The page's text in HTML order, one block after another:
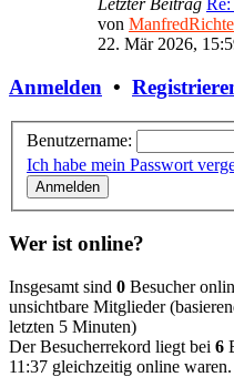
Letzter Beitrag
von
22. Mär 2026,
Anmelden •
Benutzername:
Ich habe mein Passwort
Wer ist online?
Insgesamt sind 0 Besucher
unsichtbare Mitglieder
letzten 5 Minuten)
Der Besucherrekord liegt bei 6
11:37 gleichzeitig online waren.